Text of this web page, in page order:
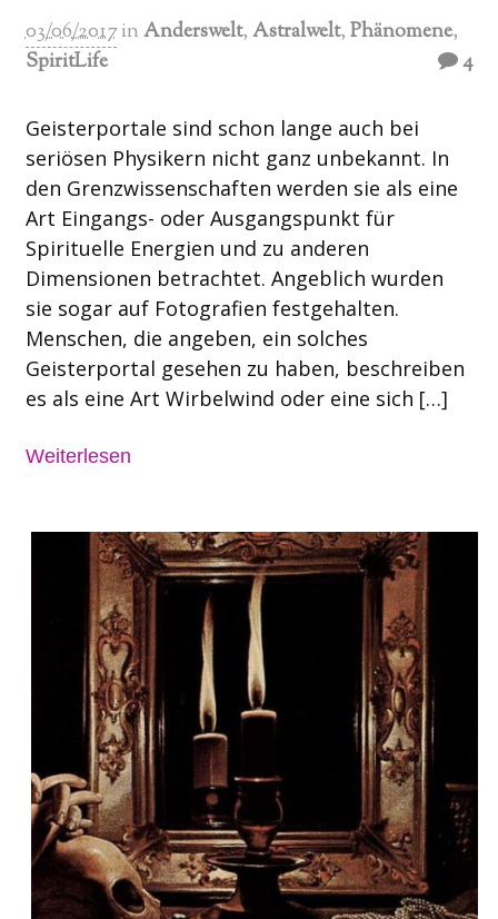
03/06/2017 inAnderswelt,Astralwelt,Phänomene,
SpiritLife
4
Geisterportale sind schon lange auch bei
seriösen Physikern nicht ganz unbekannt. In
den Grenzwissenschaften werden sie als eine
Art Eingangs- oder Ausgangspunkt für
Spirituelle Energien und zu anderen
Dimensionen betrachtet. Angeblich wurden
sie sogar auf Fotografien festgehalten.
Menschen, die angeben, ein solches
Geisterportal gesehen zu haben, beschreiben
es als eine Art Wirbelwind oder eine sich […]
Weiterlesen